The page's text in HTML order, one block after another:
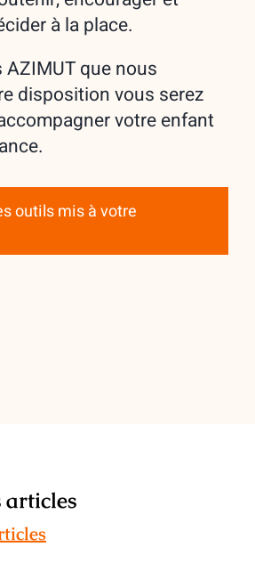
à la place.
que nous
disposition vous serez
votre enfant
outils mis à votre
articles